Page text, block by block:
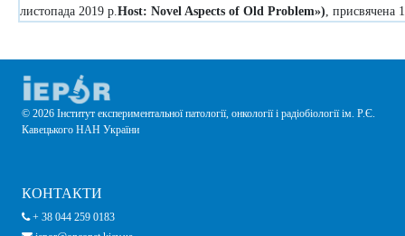
листопада 2019 р.Host: Novel Aspects of Old Problem»), присвячена
© 2026 Інститут експериментальної патології, онкології і радіобіології ім. Р.Є.
Кавецького НАН України
КОНТАКТИ
+ 38 044 259 0183